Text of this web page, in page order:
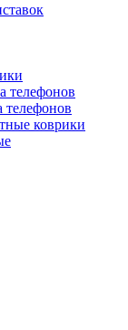
телефонов
телефонов
коврики